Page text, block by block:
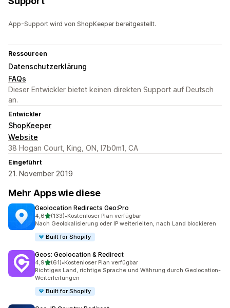
App-Support wird von ShopKeeper bereitgestellt.
Ressourcen
Datenschutzerklärung
FAQs
Dieser Entwickler bietet keinen direkten Support auf Deutsch
an.
Entwickler
ShopKeeper
Website
38 Hogan Court, King, ON, l7b0m1, CA
Eingeführt
21. November 2019
Mehr Apps wie diese
Geolocation Redirects Geo:Pro
4,6von 5 Sternen
(133)
133 Rezensionen insgesamt
•Kostenloser Plan verfügbar
Nach Geolokalisierung oder IP weiterleiten, nach Land blockieren
Built for Shopify
Geos: Geolocation & Redirect
4,9von 5 Sternen
(61)
61 Rezensionen insgesamt
•Kostenloser Plan verfügbar
Richtiges Land, richtige Sprache und Währung durch Geolocation-
Weiterleitungen
Built for Shopify